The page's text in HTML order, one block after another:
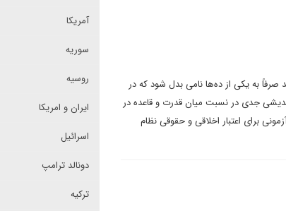
به یکی از ده‌ها نامی بدل شود که در
جدی در نسبت میان قدرت و قاعده در
برای اعتبار اخلاقی و حقوقی نظام
آمریکا
سوریه
روسیه
ایران و امریکا
اسرائیل
دونالد ترامپ
ترکیه